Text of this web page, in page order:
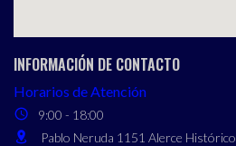
INFORMACIÓN DE CONTACTO
Horarios de Atención
9:00 - 18:00
Pablo Neruda 1151 Alerce Histórico ,